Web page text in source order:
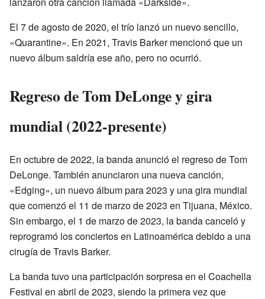
El 7 de agosto de 2020, el trío lanzó un nuevo sencillo,
«Quarantine». En 2021, Travis Barker mencionó que un
nuevo álbum saldría ese año, pero no ocurrió.
Regreso de Tom DeLonge y gira
mundial (2022-presente)
En octubre de 2022, la banda anunció el regreso de Tom
DeLonge. También anunciaron una nueva canción,
«Edging», un nuevo álbum para 2023 y una gira mundial
que comenzó el 11 de marzo de 2023 en Tijuana, México.
Sin embargo, el 1 de marzo de 2023, la banda canceló y
reprogramó los conciertos en Latinoamérica debido a una
cirugía de Travis Barker.
La banda tuvo una participación sorpresa en el Coachella
Festival en abril de 2023, siendo la primera vez que